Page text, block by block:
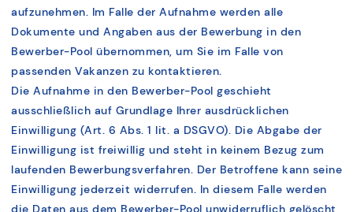
aufzunehmen. Im Falle der Aufnahme werden alle
Dokumente und Angaben aus der Bewerbung in den
Bewerber-Pool übernommen, um Sie im Falle von
passenden Vakanzen zu kontaktieren.
Die Aufnahme in den Bewerber-Pool geschieht
ausschließlich auf Grundlage Ihrer ausdrücklichen
Einwilligung (Art. 6 Abs. 1 lit. a DSGVO). Die Abgabe der
Einwilligung ist freiwillig und steht in keinem Bezug zum
laufenden Bewerbungsverfahren. Der Betroffene kann seine
Einwilligung jederzeit widerrufen. In diesem Falle werden
die Daten aus dem Bewerber-Pool unwiderruflich gelöscht,